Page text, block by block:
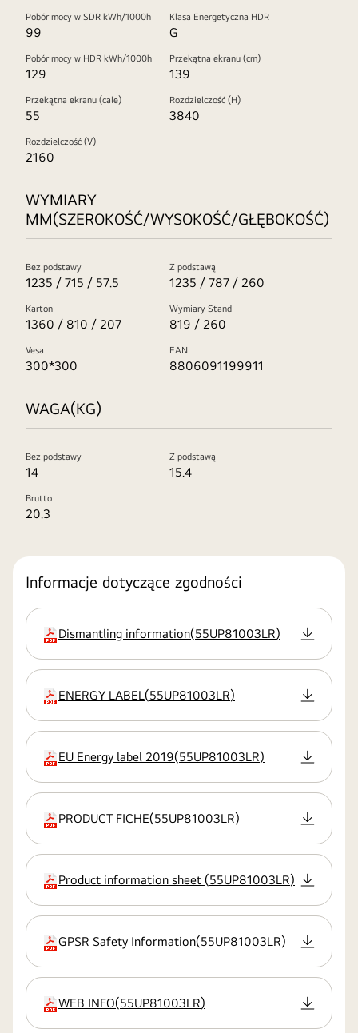
Pobór mocy w SDR kWh/1000h
99
Klasa Energetyczna HDR
G
Pobór mocy w HDR kWh/1000h
129
Przekątna ekranu (cm)
139
Przekątna ekranu (cale)
55
Rozdzielczość (H)
3840
Rozdzielczość (V)
2160
WYMIARY
MM(SZEROKOŚĆ/WYSOKOŚĆ/GŁĘBOKOŚĆ)
Bez podstawy
1235 / 715 / 57.5
Z podstawą
1235 / 787 / 260
Karton
1360 / 810 / 207
Wymiary Stand
819 / 260
Vesa
300*300
EAN
8806091199911
WAGA(KG)
Bez podstawy
14
Z podstawą
15.4
Brutto
20.3
Informacje dotyczące zgodności
rozszerzenie:pdf
Dismantling information(55UP81003LR)
rozszerzenie:pdf
ENERGY LABEL(55UP81003LR)
rozszerzenie:pdf
EU Energy label 2019(55UP81003LR)
rozszerzenie:pdf
PRODUCT FICHE(55UP81003LR)
rozszerzenie:pdf
Product information sheet (55UP81003LR)
rozszerzenie:pdf
GPSR Safety Information(55UP81003LR)
rozszerzenie:pdf
WEB INFO(55UP81003LR)